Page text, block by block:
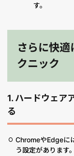
す。
さらに快
クニック
1. ハードウェア
る
ChromeやEdgeに
う設定があります。